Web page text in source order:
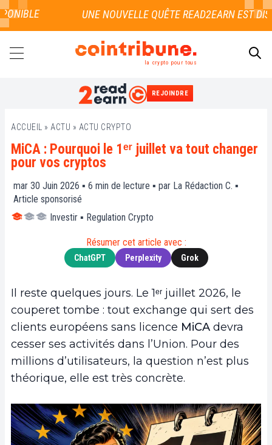
la crypto pour tous
REJOINDRE
ACCUEIL » ACTU » ACTU CRYPTO
MiCA : Pourquoi le 1ᵉʳ juillet va tout changer
pour vos cryptos
mar 30 Juin 2026 ▪ 6 min de lecture ▪ par La Rédaction C. ▪
Article sponsorisé
Investir ▪ Regulation Crypto
Résumer cet article avec :
ChatGPT Perplexity Grok
Il reste quelques jours. Le 1ᵉʳ juillet 2026, le
couperet tombe : tout exchange qui sert des
clients européens sans licence MiCA devra
cesser ses activités dans l’Union. Pour des
millions d’utilisateurs, la question n’est plus
théorique, elle est très concrète.